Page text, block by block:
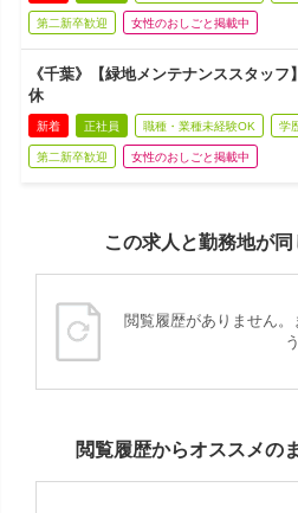
第二新卒歓迎 女性のおしごと掲載中
《千葉》【緑地メンテナンススタッ
休
新着 正社員 職種・業種未経験OK 学
第二新卒歓迎 女性のおしごと掲載中
この求人と勤務地が
閲覧履歴がありません
閲覧履歴からオススメの